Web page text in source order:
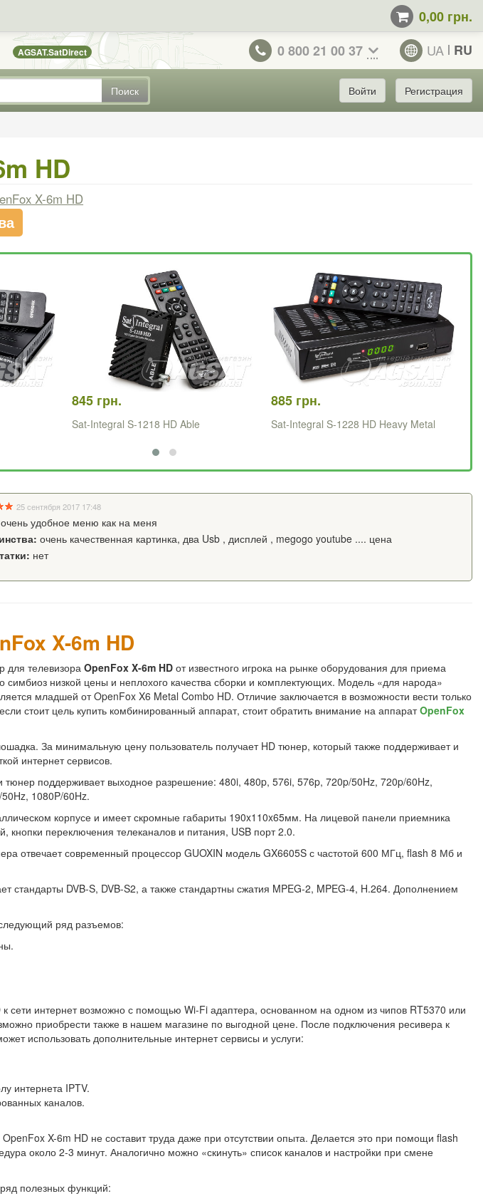
0,00 грн.
AGSAT.SatDirect 0 800 21 00 37 UA RU
Поиск Войти Регистрация
HD
X-6m HD
845 грн.
Sat-Integral S-1218 HD Able
885 грн.
Sat-Integral S-1228 HD Heavy Metal
25 сентября 2017 17:48
удобное меню как на меня
очень качественная картинка, два Usb , дисплей , megogo youtube .... цена
нет
X-6m HD
для телевизора OpenFox X-6m HD от известного игрока на рынке оборудования для приема
симбиоз низкой цены и неплохого качества сборки и комплектующих. Модель «для народа»
младшей от OpenFox X6 Metal Combo HD. Отличие заключается в возможности вести только
стоит цель купить комбинированный аппарат, стоит обратить внимание на аппаратOpenFox
За минимальную цену пользователь получает HD тюнер, который также поддерживает и
интернет сервисов.
тюнер поддерживает выходное разрешение: 480i, 480p, 576i, 576p, 720p/50Hz, 720p/60Hz,
1080P/60Hz.
корпусе и имеет скромные габариты 190x110x65мм. На лицевой панели приемника
кнопки переключения телеканалов и питания, USB порт 2.0.
отвечает современный процессор GUOXIN модель GX6605S с частотой 600 МГц, flash 8 Мб и
стандарты DVB-S, DVB-S2, а также стандартны сжатия MPEG-2, MPEG-4, H.264. Дополнением
ряд разъемов:
сети интернет возможно с помощью Wi-Fi адаптера, основанном на одном из чипов RT5370 или
приобрести также в нашем магазине по выгодной цене. После подключения ресивера к
использовать дополнительные интернет сервисы и услуги:
интернета IPTV.
каналов.
X-6m HD не составит труда даже при отсутствии опыта. Делается это при помощи flash
около 2-3 минут. Аналогично можно «скинуть» список каналов и настройки при смене
полезных функций: